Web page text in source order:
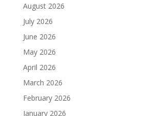
August 2026
July 2026
June 2026
May 2026
April 2026
March 2026
February 2026
January 2026